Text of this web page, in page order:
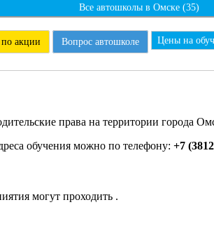
Все автошколы в Омске (35)
акции Вопрос автошколе Цены на
права на территории города
обучения можно по телефону: +7
могут проходить .